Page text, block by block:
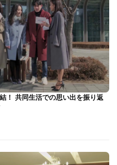
！ 共同生活での思い出を振り返